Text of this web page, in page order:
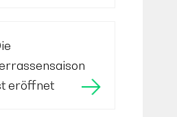
eröffnet